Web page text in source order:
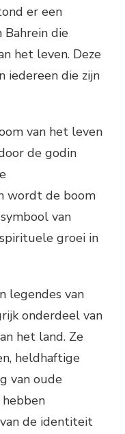
er een
Bahrein die
het leven. Deze
iedereen die zijn
van het leven
de godin
wordt de boom
van
groei in
legendes van
onderdeel van
het land. Ze
heldhaftige
van oude
hebben
de identiteit